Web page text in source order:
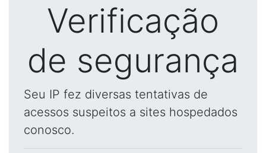
Verificação
de segurança
Seu IP fez diversas tentativas de
acessos suspeitos a sites hospedados
conosco.